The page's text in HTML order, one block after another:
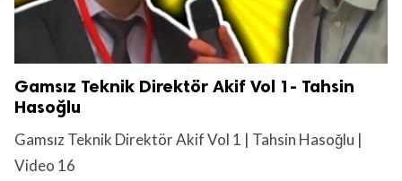
Gamsız Teknik Direktör Akif Vol 1- Tahsin
Hasoğlu
Gamsız Teknik Direktör Akif Vol 1 | Tahsin Hasoğlu |
Video 16